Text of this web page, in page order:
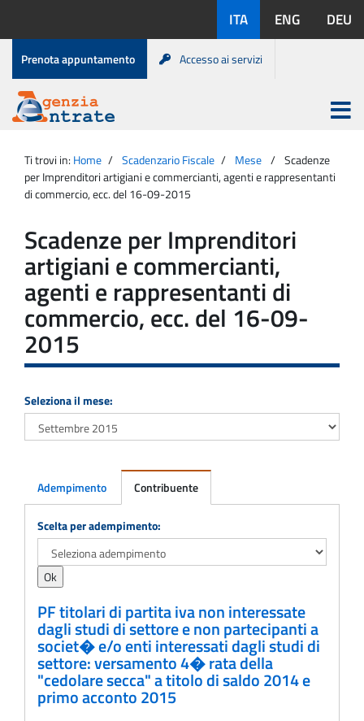
contenuto
disponibili:
ITA ENG DEU
Menu
di
servizio
Prenota appuntamento Accesso ai servizi
Agenzia
Entrate
Apri
menu
principale
Ti trovi in: Home Scadenzario Fiscale Mese
Scadenze
per Imprenditori artigiani e commercianti, agenti e rappresentanti
di commercio, ecc. del 16-09-2015
Scadenze per Imprenditori
artigiani e commercianti,
agenti e rappresentanti di
commercio, ecc. del 16-09-
2015
Seleziona il mese:
Adempimento Contribuente
Adempimento
Scelta per adempimento:
PF titolari di partita iva non interessate
dagli studi di settore e non partecipanti a
societ� e/o enti interessati dagli studi di
settore: versamento 4� rata della
"cedolare secca" a titolo di saldo 2014 e
primo acconto 2015